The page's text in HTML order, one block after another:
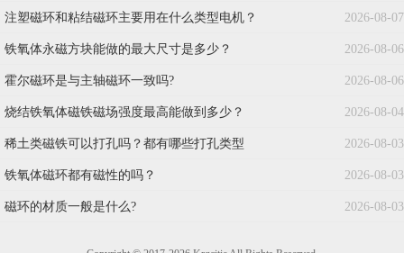
2026-08-07
注塑磁环和粘结磁环主要用在什么类型电机？
2026-08-06
铁氧体永磁方块能做的最大尺寸是多少？
2026-08-06
霍尔磁环是与主轴磁环一致吗?
2026-08-04
烧结铁氧体磁铁磁场强度最高能做到多少？
2026-08-03
稀土类磁铁可以打孔吗？都有哪些打孔类型
2026-08-03
铁氧体磁环都有磁性的吗？
2026-08-03
磁环的材质一般是什么?